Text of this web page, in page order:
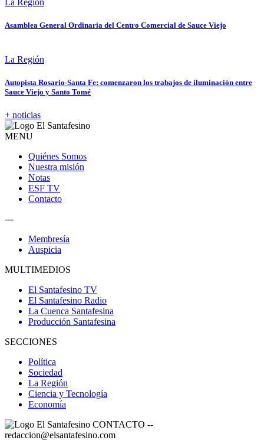
La Región
Asamblea General Ordinaria del Centro Comercial de Sauce Viejo
La Región
Autopista Rosario-Santa Fe: comenzaron los trabajos de iluminación entre
Sauce Viejo y Santo Tomé
+ noticias
MENU
Quiénes Somos
Nuestra misión
Notas
ESF TV
Contacto
---
Membresía
Auspicia
MULTIMEDIOS
El Santafesino TV
El Santafesino Radio
La Cuenca Santafesina
Producción Santafesina
SECCIONES
Política
Sociedad
La Región
Ciencia y Tecnología
Economía
CONTACTO --
redaccion@elsantafesino.com